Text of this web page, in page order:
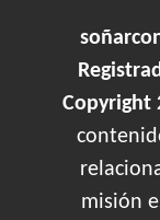
Copyright
misión